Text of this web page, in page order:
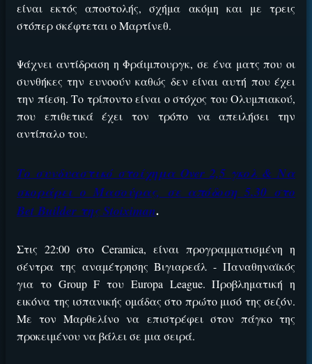
είναι εκτός αποστολής, σχήμα ακόμη και με τρεις
στόπερ σκέφτεται ο Μαρτίνεθ.
Ψάχνει αντίδραση η Φράιμπουργκ, σε ένα ματς που οι
συνθήκες την ευνοούν καθώς δεν είναι αυτή που έχει
την πίεση. Το τρίποντο είναι ο στόχος του Ολυμπιακού,
που επιθετικά έχει τον τρόπο να απειλήσει την
αντίπαλο του.
Το συνδυαστικό στοίχημα Over 2,5 γκολ & Να
σκοράρει ο Μασούρας, σε απόδοση 5.30 στο
Bet Builder της Stoiximan.
Στις 22:00 στο Ceramica, είναι προγραμματισμένη η
σέντρα της αναμέτρησης Βιγιαρεάλ - Παναθηναϊκός
για το Group F του Europa League. Προβληματική η
εικόνα της ισπανικής ομάδας στο πρώτο μισό της σεζόν.
Με τον Μαρθελίνο να επιστρέφει στον πάγκο της
προκειμένου να βάλει σε μια σειρά.